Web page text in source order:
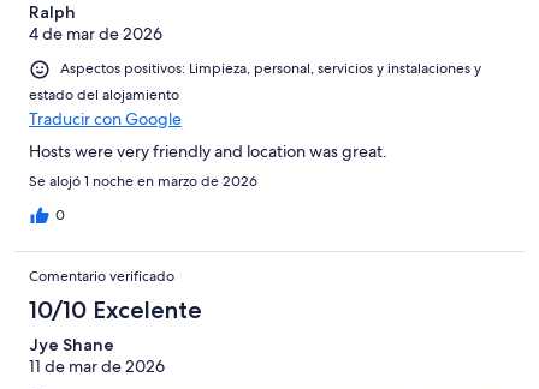
Ralph
4 de mar de 2026
Aspectos positivos: Limpieza, personal, servicios y instalaciones y
estado del alojamiento
Traducir con Google
Hosts were very friendly and location was great.
Se alojó 1 noche en marzo de 2026
0
Comentario verificado
10/10 Excelente
Jye Shane
11 de mar de 2026